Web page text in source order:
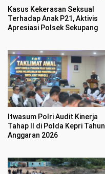
Kasus Kekerasan Seksual
Terhadap Anak P21, Aktivis
Apresiasi Polsek Sekupang
Itwasum Polri Audit Kinerja
Tahap II di Polda Kepri Tahun
Anggaran 2026